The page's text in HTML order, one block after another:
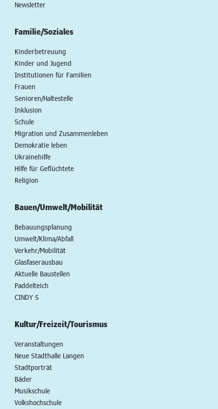
Newsletter
Familie/Soziales
Kinderbetreuung
Kinder und Jugend
Institutionen für Familien
Frauen
Senioren/Haltestelle
Inklusion
Schule
Migration und Zusammenleben
Demokratie leben
Ukrainehilfe
Hilfe für Geflüchtete
Religion
Bauen/Umwelt/Mobilität
Bebauungsplanung
Umwelt/Klima/Abfall
Verkehr/Mobilität
Glasfaserausbau
Aktuelle Baustellen
Paddelteich
CINDY S
Kultur/Freizeit/Tourismus
Veranstaltungen
Neue Stadthalle Langen
Stadtporträt
Bäder
Musikschule
Volkshochschule